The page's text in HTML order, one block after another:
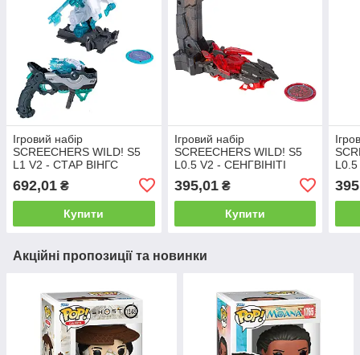
Ігровий набір
SCREECHERS WILD! S5
L1 V2 - СТАР ВІНГС
машинка-трансформер)
692,01 ₴
Купити
Ігровий набір
SCREECHERS WILD! S5
L0.5 V2 - СЕНГВІНІТІ
трансформер)
395,01₴
Купити
Акційні пропозиції та новинки